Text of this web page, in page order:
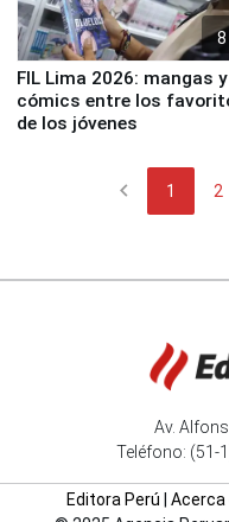
8
FIL Lima 2026: mangas y
cómics entre los
de los jóvenes
chevron_left 1 2
Av.
Teléfono: (51-
Editora Perú Acerca